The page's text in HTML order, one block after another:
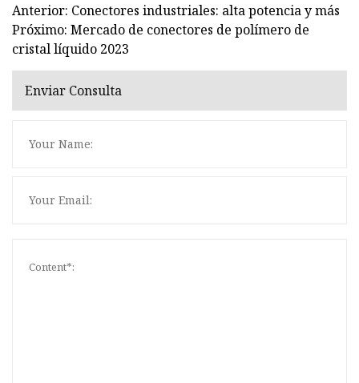
Anterior: Conectores industriales: alta potencia y más
Próximo: Mercado de conectores de polímero de
cristal líquido 2023
Enviar Consulta